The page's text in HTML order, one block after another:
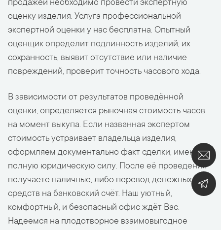
продажей необходимо провести экспертную
оценку изделия. Услуга профессиональной
экспертной оценки у нас бесплатна. Опытный
оценщик определит подлинность изделий, их
сохранность, выявит отсутствие или наличие
повреждений, проверит точность часового хода.
В зависимости от результатов проведённой
оценки, определяется рыночная стоимость часов
на момент выкупа. Если названная экспертом
стоимость устраивает владельца изделия,
оформляем документально факт сделки, имеющей
полную юридическую силу. После её проведения
получаете наличные, либо перевод денежных
средств на банковский счёт. Наш уютный,
комфортный, и безопасный офис ждёт Вас.
Надеемся на плодотворное взаимовыгодное